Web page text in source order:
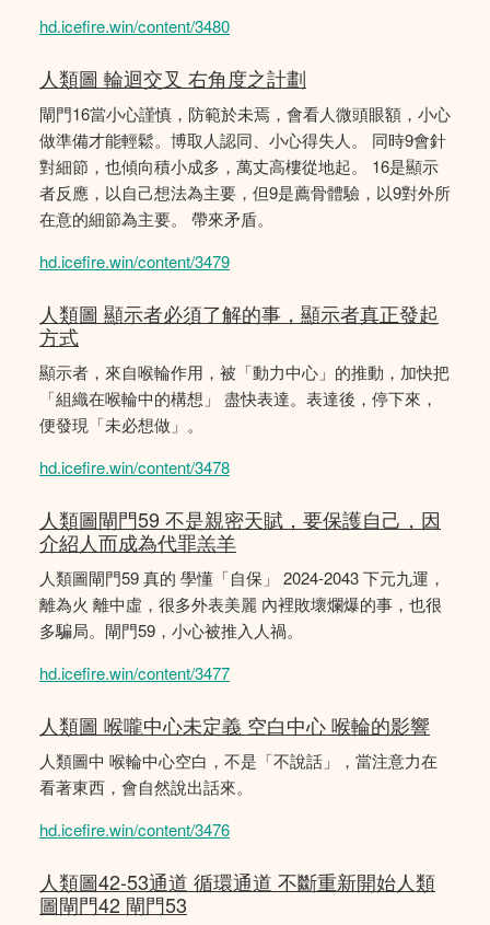
hd.icefire.win/content/3480
人類圖 輪迴交叉 右角度之計劃
閘門16當小心謹慎，防範於未焉，會看人微頭眼額，小心
做準備才能輕鬆。博取人認同、小心得失人。 同時9會針
對細節，也傾向積小成多，萬丈高樓從地起。 16是顯示
者反應，以自己想法為主要，但9是薦骨體驗，以9對外所
在意的細節為主要。 帶來矛盾。
hd.icefire.win/content/3479
人類圖 顯示者必須了解的事，顯示者真正發起
方式
顯示者，來自喉輪作用，被「動力中心」的推動，加快把
「組織在喉輪中的構想」 盡快表達。表達後，停下來，
便發現「未必想做」。
hd.icefire.win/content/3478
人類圖閘門59 不是親密天賦，要保護自己，因
介紹人而成為代罪羔羊
人類圖閘門59 真的 學懂「自保」 2024-2043 下元九運，
離為火 離中虛，很多外表美麗 內裡敗壞爛爆的事，也很
多騙局。閘門59，小心被推入人禍。
hd.icefire.win/content/3477
人類圖 喉嚨中心未定義 空白中心 喉輪的影響
人類圖中 喉輪中心空白，不是「不說話」，當注意力在
看著東西，會自然說出話來。
hd.icefire.win/content/3476
人類圖42-53通道 循環通道 不斷重新開始人類
圖閘門42 閘門53